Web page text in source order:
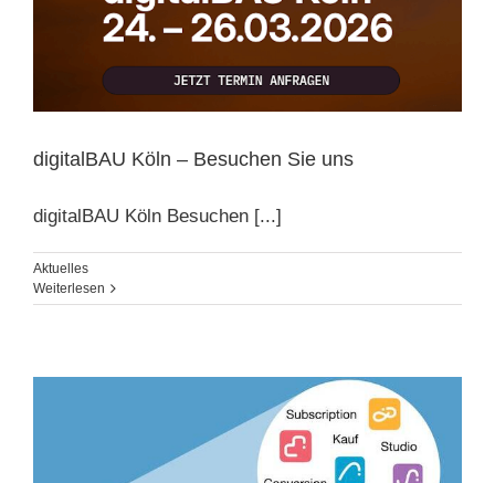
digitalBAU Köln – Besuchen Sie uns
digitalBAU Köln Besuchen [...]
Aktuelles
Weiterlesen